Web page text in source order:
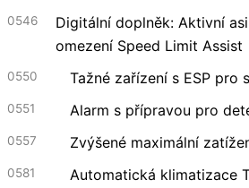
0546
Digitální doplněk: Aktivní
omezení Speed Limit Assist
0550 Tažné zařízení s ESP pro
0551 Alarm s přípravou pro
0557 Zvýšené maximální
0581 Automatická klimatizace